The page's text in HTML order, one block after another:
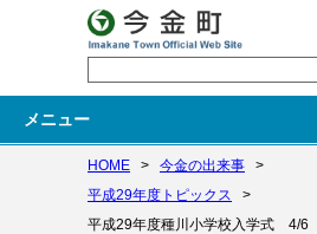
メニュー
HOME > 今金の出来事
>
平成29年度トピックス
>
平成29年度種川小学校入学式 4/6